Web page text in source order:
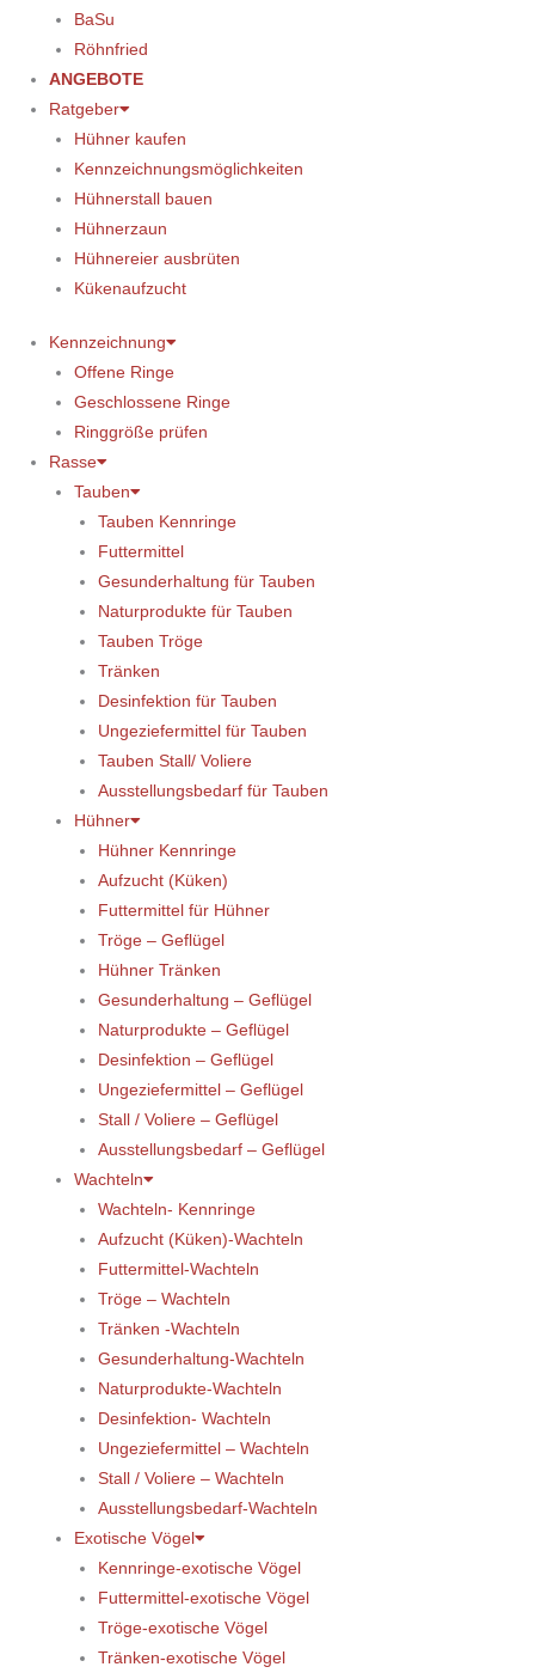
BaSu
Röhnfried
ANGEBOTE
Ratgeber
Hühner kaufen
Kennzeichnungsmöglichkeiten
Hühnerstall bauen
Hühnerzaun
Hühnereier ausbrüten
Kükenaufzucht
Kennzeichnung
Offene Ringe
Geschlossene Ringe
Ringgröße prüfen
Rasse
Tauben
Tauben Kennringe
Futtermittel
Gesunderhaltung für Tauben
Naturprodukte für Tauben
Tauben Tröge
Tränken
Desinfektion für Tauben
Ungeziefermittel für Tauben
Tauben Stall/ Voliere
Ausstellungsbedarf für Tauben
Hühner
Hühner Kennringe
Aufzucht (Küken)
Futtermittel für Hühner
Tröge – Geflügel
Hühner Tränken
Gesunderhaltung – Geflügel
Naturprodukte – Geflügel
Desinfektion – Geflügel
Ungeziefermittel – Geflügel
Stall / Voliere – Geflügel
Ausstellungsbedarf – Geflügel
Wachteln
Wachteln- Kennringe
Aufzucht (Küken)-Wachteln
Futtermittel-Wachteln
Tröge – Wachteln
Tränken -Wachteln
Gesunderhaltung-Wachteln
Naturprodukte-Wachteln
Desinfektion- Wachteln
Ungeziefermittel – Wachteln
Stall / Voliere – Wachteln
Ausstellungsbedarf-Wachteln
Exotische Vögel
Kennringe-exotische Vögel
Futtermittel-exotische Vögel
Tröge-exotische Vögel
Tränken-exotische Vögel